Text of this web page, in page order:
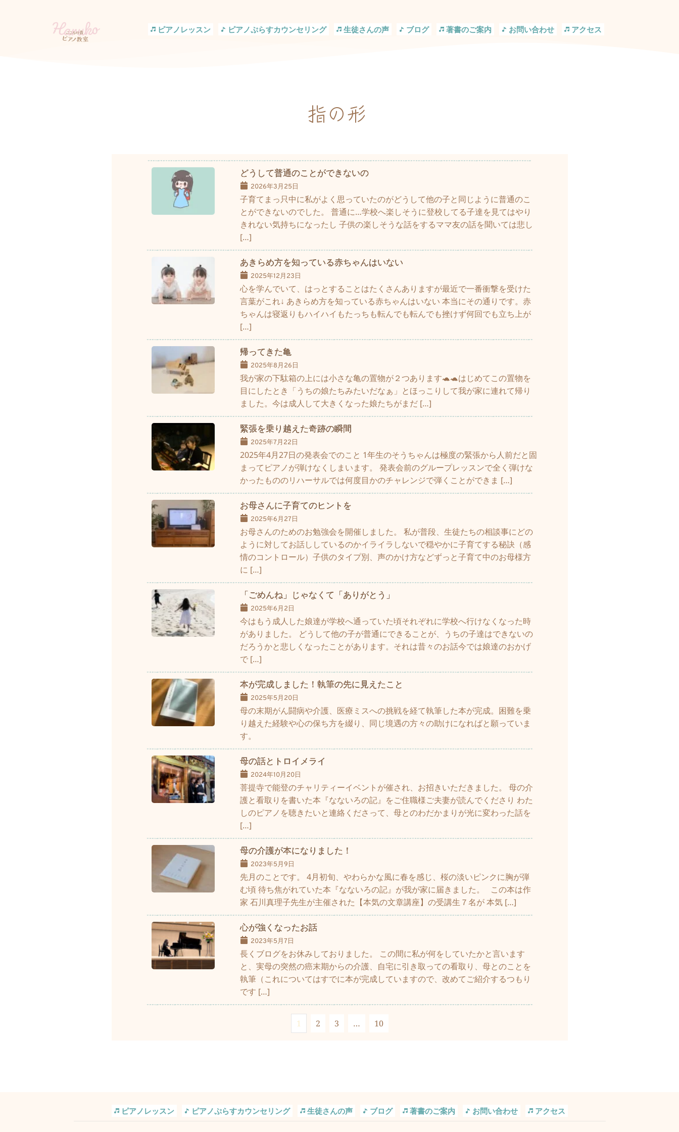
ピアノレッスン ピアノぷらすカウンセリング 生徒さんの声 ブログ 著書のご案内 お問い合わせ アクセス
指の形
どうして普通のことができないの
2026年3月25日
子育てまっ只中に私がよく思っていたのがどうして他の子と同じように普通のこ
とができないのでした。 普通に…学校へ楽しそうに登校してる子達を見てはやり
きれない気持ちになったし 子供の楽しそうな話をするママ友の話を聞いては悲し
[…]
あきらめ方を知っている赤ちゃんはいない
2025年12月23日
心を学んでいて、はっとすることはたくさんありますが最近で一番衝撃を受けた
言葉がこれ↓ あきらめ方を知っている赤ちゃんはいない 本当にその通りです。赤
ちゃんは寝返りもハイハイもたっちも転んでも転んでも挫けず何回でも立ち上が
[…]
帰ってきた亀
2025年8月26日
我が家の下駄箱の上には小さな亀の置物が２つあります🐢🐢はじめてこの置物を
目にしたとき「うちの娘たちみたいだなぁ」とほっこりして我が家に連れて帰り
ました。今は成人して大きくなった娘たちがまだ […]
緊張を乗り越えた奇跡の瞬間
2025年7月22日
2025年4月27日の発表会でのこと 1年生のそうちゃんは極度の緊張から人前だと固
まってピアノが弾けなくしまいます。 発表会前のグループレッスンで全く弾けな
かったもののリハーサルでは何度目かのチャレンジで弾くことができま […]
お母さんに子育てのヒントを
2025年6月27日
お母さんのためのお勉強会を開催しました。 私が普段、生徒たちの相談事にどの
ように対してお話ししているのかイライラしないで穏やかに子育てする秘訣（感
情のコントロール）子供のタイプ別、声のかけ方などずっと子育て中のお母様方
に […]
「ごめんね」じゃなくて「ありがとう」
2025年6月2日
今はもう成人した娘達が学校へ通っていた頃それぞれに学校へ行けなくなった時
がありました。 どうして他の子が普通にできることが、うちの子達はできないの
だろうかと悲しくなったことがあります。それは昔々のお話今では娘達のおかげ
で […]
本が完成しました！執筆の先に見えたこと
2025年5月20日
母の末期がん闘病や介護、医療ミスへの挑戦を経て執筆した本が完成。困難を乗
り越えた経験や心の保ち方を綴り、同じ境遇の方々の助けになればと願っていま
す。
母の話とトロイメライ
2024年10月20日
菩提寺で能登のチャリティーイベントが催され、お招きいただきました。 母の介
護と看取りを書いた本『なないろの記』をご住職様ご夫妻が読んでくださり わた
しのピアノを聴きたいと連絡くださって、母とのわだかまりが光に変わった話を
[…]
母の介護が本になりました！
2023年5月9日
先月のことです。 4月初旬、やわらかな風に春を感じ、桜の淡いピンクに胸が弾
む頃 待ち焦がれていた本『なないろの記』が我が家に届きました。 この本は作
家 石川真理子先生が主催された【本気の文章講座】の受講生７名が 本気 […]
心が強くなったお話
2023年5月7日
長くブログをお休みしておりました。 この間に私が何をしていたかと言います
と、実母の突然の癌末期からの介護、自宅に引き取っての看取り、母とのことを
執筆（これについてはすでに本が完成していますので、改めてご紹介するつもり
です […]
1 2 3 … 10
ピアノレッスン ピアノぷらすカウンセリング 生徒さんの声 ブログ 著書のご案内 お問い合わせ アクセス